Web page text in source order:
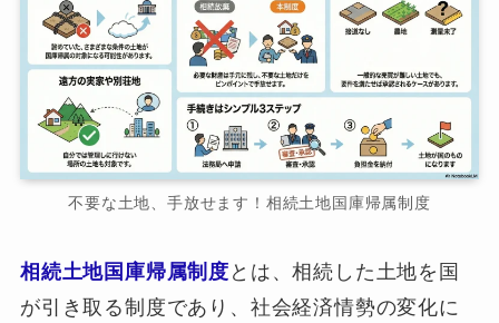
不要な土地、手放せます！相続土地国庫帰属制度
相続土地国庫帰属制度 とは、相続した土地を国
が引き取る制度であり、社会経済情勢の変化に